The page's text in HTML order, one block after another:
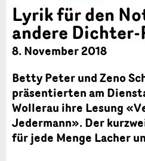
Lyrik für den
andere
8. November 2018
Betty Peter und Zeno
präsentierten am
Wollerau ihre Lesung
Jedermann». Der
für jede Menge Lacher